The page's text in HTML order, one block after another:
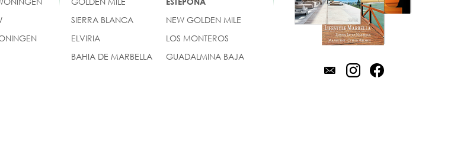
SIERRA BLANCA
ELVIRIA
BAHIA DE MARBELLA
NEW GOLDEN MILE
LOS MONTEROS
GUADALMINA BAJA